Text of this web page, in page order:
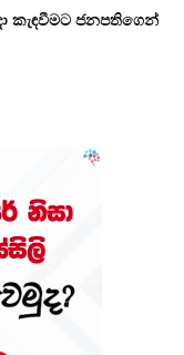
කැඳවීමට ජනපතිගෙන්